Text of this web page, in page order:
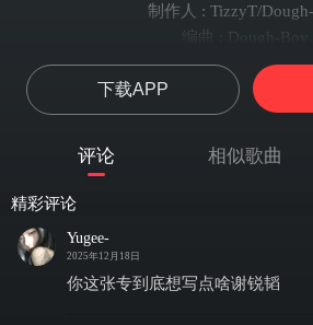
制作人 : TizzyT/
编曲 : Dough-Boy
混音 : 周天澈
我的项链比你粗
我的T恤比你肥
我们不管你是谁
把钱都装进口袋
下载APP
评论 相似歌曲
精彩评论
Yugee-
2025年12月18日
你这张专到底想写点啥谢锐韬